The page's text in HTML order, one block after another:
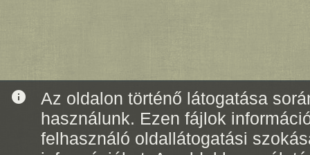
info
Az oldalon történő látogatása
használunk. Ezen fájlok
felhasználó oldallátogatási